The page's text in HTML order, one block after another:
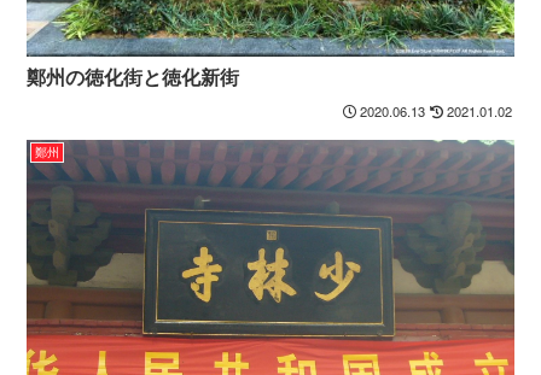
鄭州の徳化街と徳化新街
2020.06.13 2021.01.02
鄭州